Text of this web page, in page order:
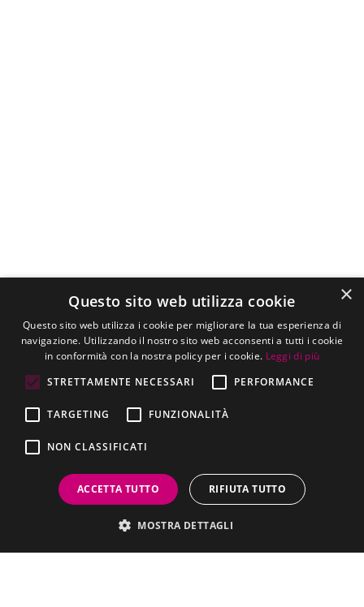
×
Questo sito web utilizza cookie
Questo sito web utilizza i cookie per migliorare la tua esperienza di
navigazione. Utilizzando il nostro sito web acconsenti a tutti i cookie
in conformità con la nostra policy per i cookie. Leggi di più
STRETTAMENTE NECESSARI
PERFORMANCE
TARGETING FUNZIONALITÀ
NON CLASSIFICATI
ACCETTA TUTTO RIFIUTA TUTTO
MOSTRA DETTAGLI